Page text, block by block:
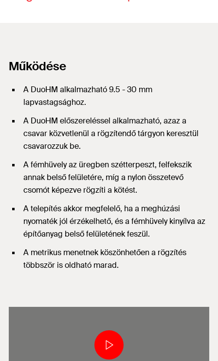
Működése
A DuoHM alkalmazható 9.5 - 30 mm
lapvastagsághoz.
A DuoHM előszereléssel alkalmazható, azaz a
csavar közvetlenül a rögzítendő tárgyon keresztül
csavarozzuk be.
A fémhüvely az üregben szétterpeszt, felfekszik
annak belső felületére, míg a nylon összetevő
csomót képezve rögzíti a kötést.
A telepítés akkor megfelelő, ha a meghúzási
nyomaték jól érzékelhető, és a fémhüvely kinyílva az
építőanyag belső felületének feszül.
A metrikus menetnek köszönhetően a rögzítés
többször is oldható marad.